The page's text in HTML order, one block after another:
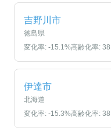
吉野川市
徳島県
変化率: -15.1%高齢化率:
伊達市
北海道
変化率: -15.3%高齢化率: